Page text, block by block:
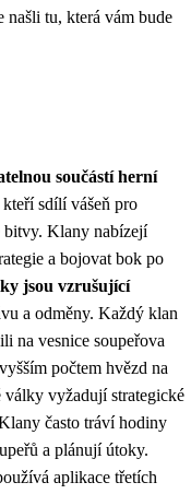
našli tu, která vám bude
součástí herní
sdílí vášeň pro
bitvy. Klany nabízejí
a bojovat bok po
jsou vzrušující
a odměny. Každý klan
na vesnice soupeřova
počtem hvězd na
vyžadují strategické
často tráví hodiny
a plánují útoky.
aplikace třetích